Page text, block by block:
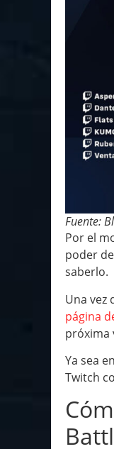
Fuente:
Por el
poder
saberlo.
Una vez
página
próxima
Ya sea
Twitch